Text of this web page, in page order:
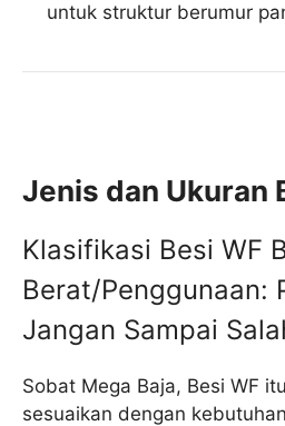
untuk struktur berumur
Jenis dan Ukuran
Klasifikasi Besi WF
Berat/Penggunaan:
Jangan Sampai
Sobat Mega Baja, Besi WF
sesuaikan dengan